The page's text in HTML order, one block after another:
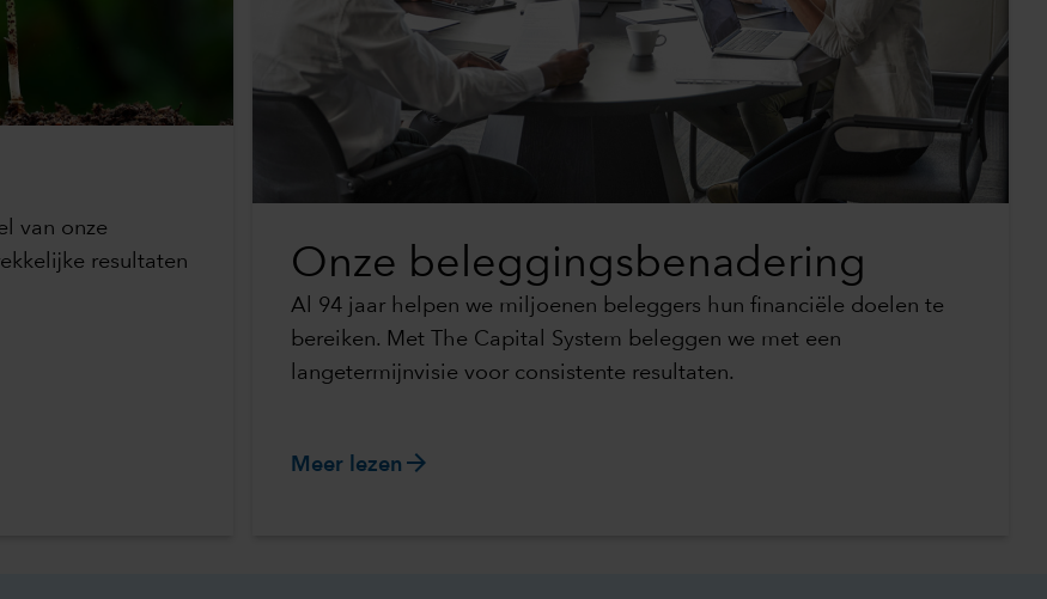
van onze
resultaten
Onze beleggingsbenadering
Al 94 jaar helpen we miljoenen beleggers hun financiële doelen te
bereiken. Met The Capital System beleggen we met een
langetermijnvisie voor consistente resultaten.
Meer lezen arrow_forward